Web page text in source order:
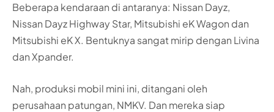
Beberapa kendaraan di antaranya: Nissan Dayz,
Nissan Dayz Highway Star, Mitsubishi eK Wagon dan
Mitsubishi eK X. Bentuknya sangat mirip dengan Livina
dan Xpander.
Nah, produksi mobil mini ini, ditangani oleh
perusahaan patungan, NMKV. Dan mereka siap